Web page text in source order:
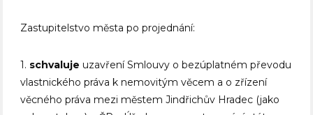
Zastupitelstvo města po projednání:
1. schvaluje uzavření Smlouvy o bezúplatném převodu
vlastnického práva k nemovitým věcem a o zřízení
věcného práva mezi městem Jindřichův Hradec (jako